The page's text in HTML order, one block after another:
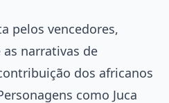
pelos vencedores,
narrativas de
dos africanos
como Juca